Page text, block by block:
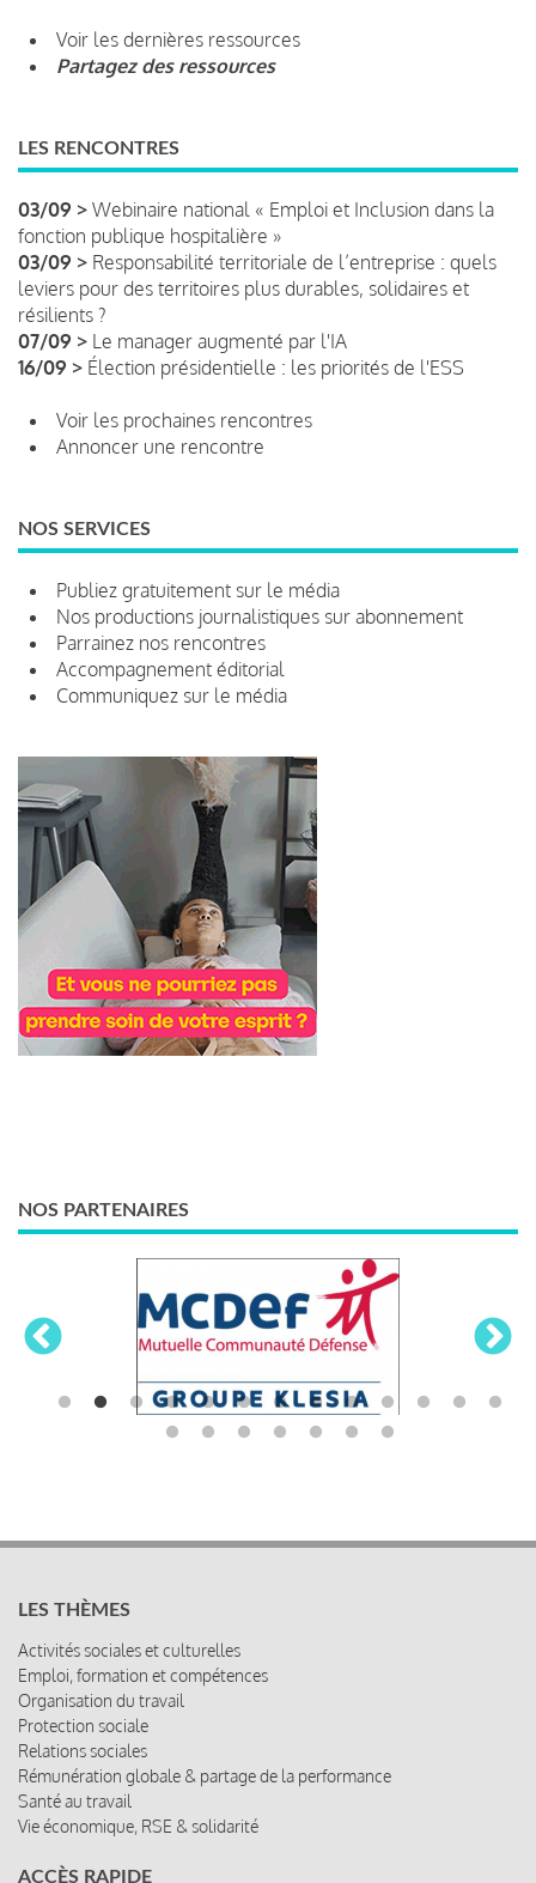
Voir les dernières ressources
Partagez des ressources
LES RENCONTRES
03/09 > Webinaire national « Emploi et Inclusion dans la
fonction publique hospitalière »
03/09 > Responsabilité territoriale de l’entreprise : quels
leviers pour des territoires plus durables, solidaires et
résilients ?
07/09 > Le manager augmenté par l'IA
16/09 > Élection présidentielle : les priorités de l'ESS
Voir les prochaines rencontres
Annoncer une rencontre
NOS SERVICES
Publiez gratuitement sur le média
Nos productions journalistiques sur abonnement
Parrainez nos rencontres
Accompagnement éditorial
Communiquez sur le média
NOS PARTENAIRES
LES THÈMES
Activités sociales et culturelles
Emploi, formation et compétences
Organisation du travail
Protection sociale
Relations sociales
Rémunération globale & partage de la performance
Santé au travail
Vie économique, RSE & solidarité
ACCÈS RAPIDE